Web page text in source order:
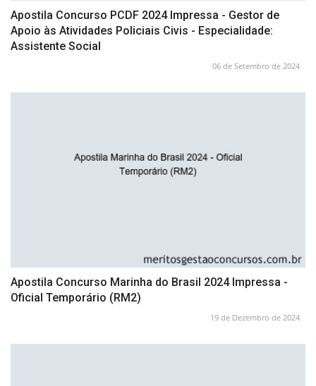
Apostila Concurso PCDF 2024 Impressa - Gestor de
Apoio às Atividades Policiais Civis - Especialidade:
Assistente Social
06 de Setembro de 2024
Apostila Concurso Marinha do Brasil 2024 Impressa -
Oficial Temporário (RM2)
19 de Dezembro de 2024